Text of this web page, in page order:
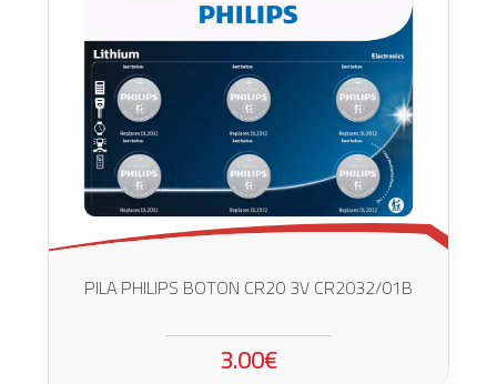
PILA PHILIPS BOTON CR20 3V CR2032/01B
3.00€